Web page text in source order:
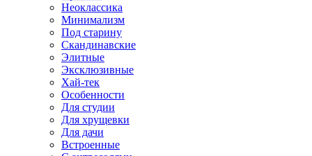
Неоклассика
Минимализм
Под старину
Скандинавские
Элитные
Эксклюзивные
Хай-тек
Особенности
Для студии
Для хрущевки
Для дачи
Встроенные